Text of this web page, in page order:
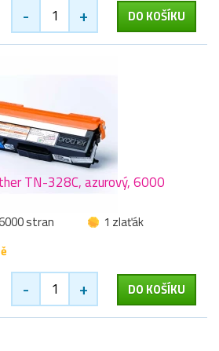
- + DO KOŠÍKU
TN-328C, azurový, 6000
stran
1 zlaťák
- + DO KOŠÍKU